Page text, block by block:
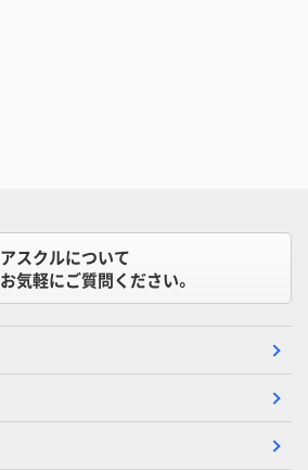
アスクルについて
お気軽にご質問ください。